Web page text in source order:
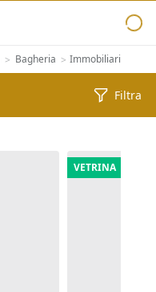
> Bagheria > Immobiliari
Filtra
VETRINA